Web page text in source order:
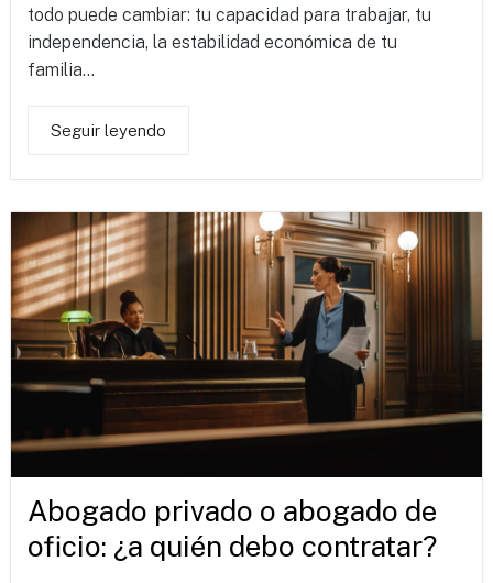
todo puede cambiar: tu capacidad para trabajar, tu
independencia, la estabilidad económica de tu
familia...
Seguir leyendo
Abogado privado o abogado de
oficio: ¿a quién debo contratar?